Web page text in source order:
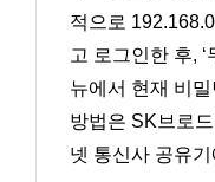
적으로
고 로그인한 후, ‘
뉴에서 현재 비
방법은 SK브로
넷 통신사 공유